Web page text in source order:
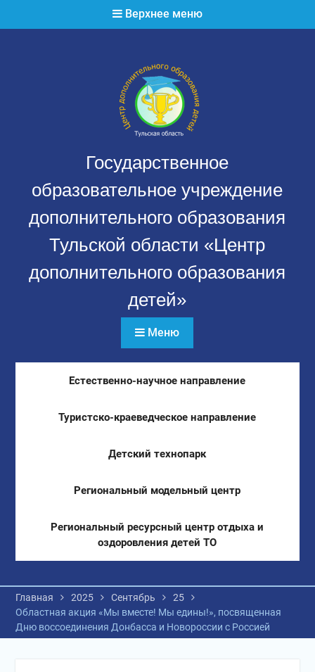
Верхнее меню
Государственное
образовательное учреждение
дополнительного образования
Тульской области «Центр
дополнительного образования
детей»
Меню
Естественно-научное направление
Туристско-краеведческое направление
Детский технопарк
Региональный модельный центр
Региональный ресурсный центр отдыха и
оздоровления детей ТО
Главная 2025 Сентябрь
25
Областная акция «Мы вместе! Мы едины!», посвященная
Дню воссоединения Донбасса и Новороссии с Россией